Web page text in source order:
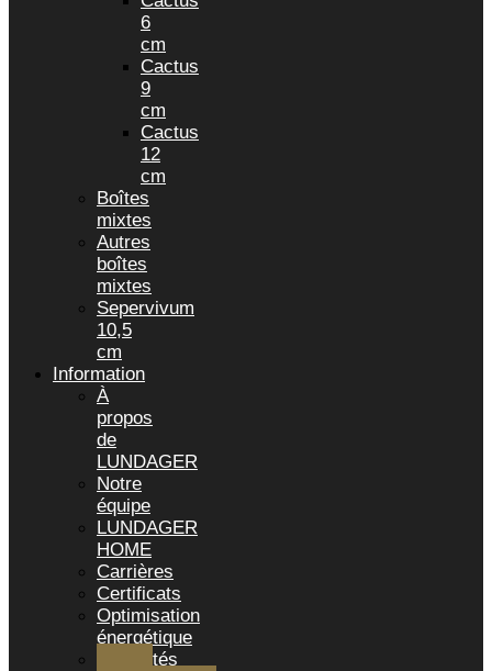
6
cm
Cactus
9
cm
Cactus
12
cm
Boîtes
mixtes
Autres
boîtes
mixtes
Sepervivum
10,5
cm
Information
À
propos
de
LUNDAGER
Notre
équipe
LUNDAGER
HOME
Carrières
Certificats
Optimisation
énergétique
Actualités